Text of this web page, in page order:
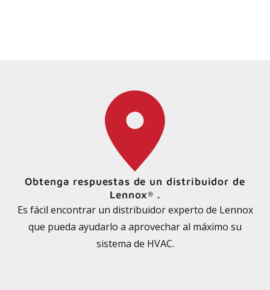
Obtenga respuestas de un distribuidor de
Lennox® .
Es fácil encontrar un distribuidor experto de Lennox
que pueda ayudarlo a aprovechar al máximo su
sistema de HVAC.